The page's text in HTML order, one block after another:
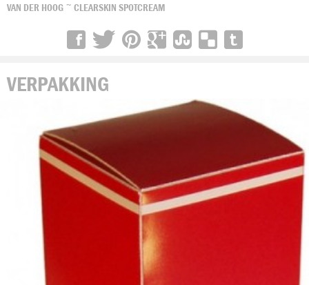
VAN DER HOOG ~ CLEARSKIN SPOTCREAM
VERPAKKING